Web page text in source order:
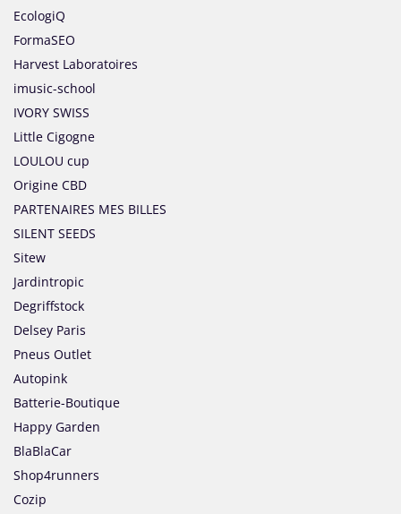
EcologiQ
FormaSEO
Harvest Laboratoires
imusic-school
IVORY SWISS
Little Cigogne
LOULOU cup
Origine CBD
PARTENAIRES MES BILLES
SILENT SEEDS
Sitew
Jardintropic
Degriffstock
Delsey Paris
Pneus Outlet
Autopink
Batterie-Boutique
Happy Garden
BlaBlaCar
Shop4runners
Cozip